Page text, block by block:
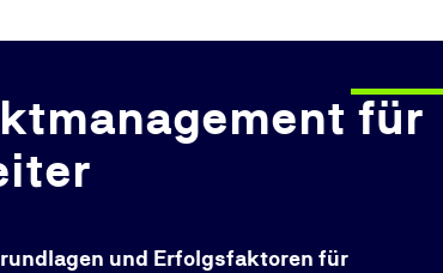
für
und Erfolgsfaktoren für